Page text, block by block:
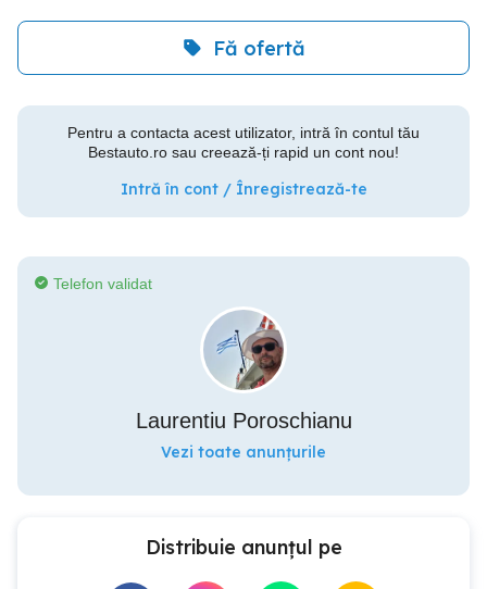
Fă ofertă
Pentru a contacta acest utilizator, intră în contul tău
Bestauto.ro sau creează-ți rapid un cont nou!
Intră în cont / Înregistrează-te
Telefon validat
Laurentiu Poroschianu
Vezi toate anunțurile
Distribuie anunțul pe